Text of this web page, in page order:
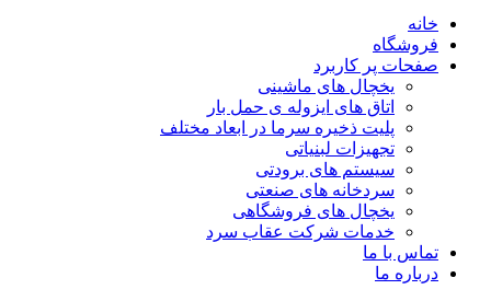
خانه
فروشگاه
صفحات پر کاربرد
یخچال های ماشینی
اتاق های ایزوله ی حمل بار
پلیت ذخیره سرما در ابعاد مختلف
تجهیزات لبنیاتی
سیستم های برودتی
سردخانه های صنعتی
یخچال های فروشگاهی
خدمات شرکت عقاب سرد
تماس با ما
درباره ما